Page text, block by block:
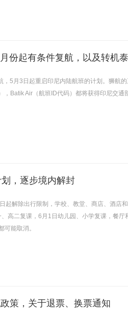
5月3日起重启印尼内陆航班的计划。狮航
，Batik Air（航班ID代码）都将获得印尼交通
，逐步境内解封
起解除出行限制，学校、教堂、商店、酒店
高二复课，6月1日幼儿园、小学复课，餐厅
可能取消。
策，关于退票、换票通知